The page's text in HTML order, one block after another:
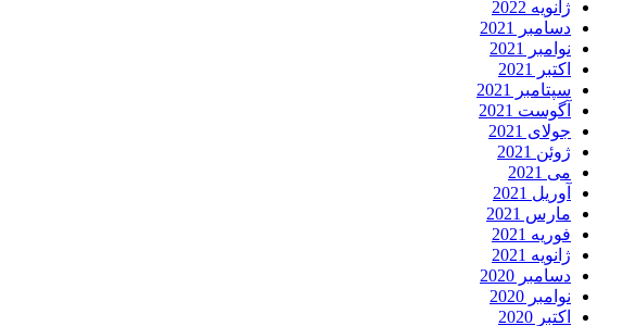
ژانویه 2022
دسامبر 2021
نوامبر 2021
اکتبر 2021
سپتامبر 2021
آگوست 2021
جولای 2021
ژوئن 2021
می 2021
آوریل 2021
مارس 2021
فوریه 2021
ژانویه 2021
دسامبر 2020
نوامبر 2020
اکتبر 2020